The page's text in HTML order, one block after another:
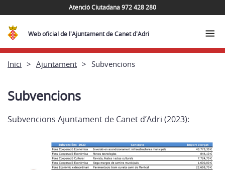
Atenció Ciutadana 972 428 280
Web oficial de l'Ajuntament de Canet d'Adri
Inici Ajuntament Subvencions
Subvencions
Subvencions Ajuntament de Canet d’Adri (2023):